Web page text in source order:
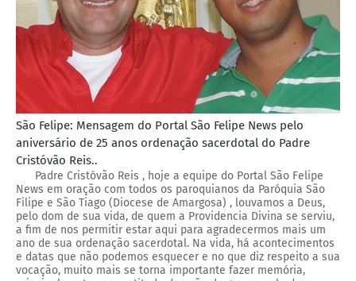
São Felipe: Mensagem do Portal São Felipe News pelo
aniversário de 25 anos ordenação sacerdotal do Padre
Cristóvão Reis..
Padre Cristóvão Reis , hoje a equipe do Portal São Felipe
News em oração com todos os paroquianos da Paróquia São
Filipe e São Tiago (Diocese de Amargosa) , louvamos a Deus,
pelo dom de sua vida, de quem a Providencia Divina se serviu,
a fim de nos permitir estar aqui para agradecermos mais um
ano de sua ordenação sacerdotal. Na vida, há acontecimentos
e datas que não podemos esquecer e no que diz respeito a sua
vocação, muito mais se torna importante fazer memória,